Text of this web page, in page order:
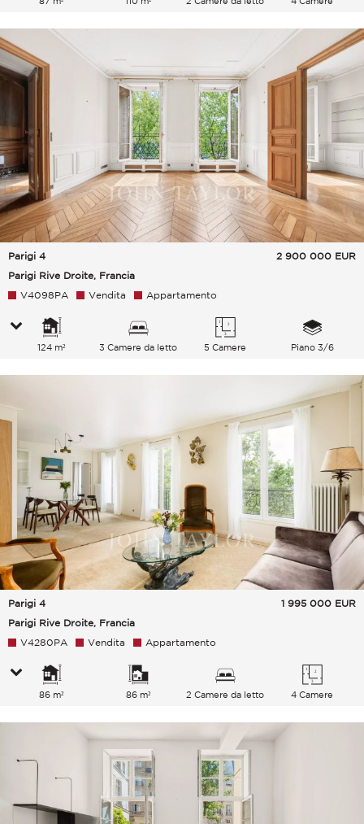
Parigi 4
Parigi Rive Droite, Francia
2 900 000 EUR
V4098PA Vendita Appartamento
124 m² 3 Camere da letto 5 Camere Piano 3/6
Parigi 4
Parigi Rive Droite, Francia
1 995 000 EUR
V4280PA Vendita Appartamento
86 m² 86 m² 2 Camere da letto 4 Camere